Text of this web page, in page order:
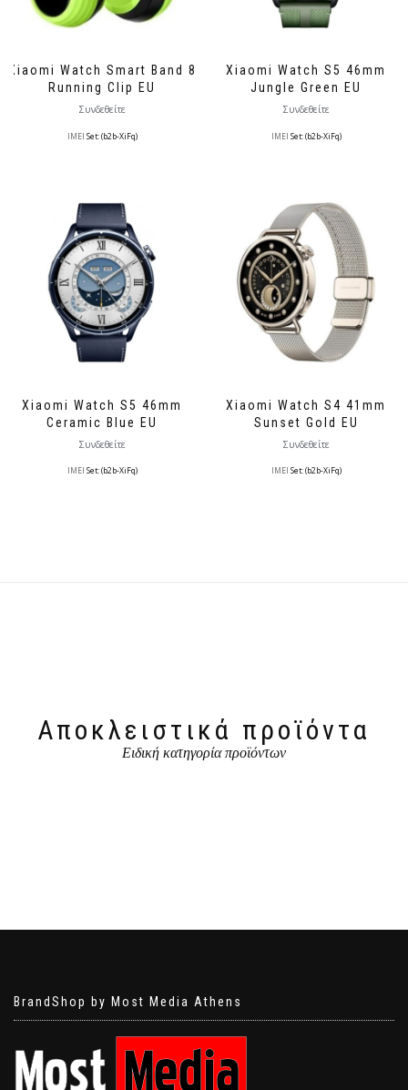
Xiaomi Watch Smart Band 8
Running Clip EU
Συνδεθείτε
IMEI Set: (b2b-XiFq)
Xiaomi Watch S5 46mm
Jungle Green EU
Συνδεθείτε
IMEI Set: (b2b-XiFq)
Xiaomi Watch S5 46mm
Ceramic Blue EU
Συνδεθείτε
IMEI Set: (b2b-XiFq)
Xiaomi Watch S4 41mm
Sunset Gold EU
Συνδεθείτε
IMEI Set: (b2b-XiFq)
Αποκλειστικά προϊόντα
Ειδική κατηγορία προϊόντων
BrandShop by Most Media Athens